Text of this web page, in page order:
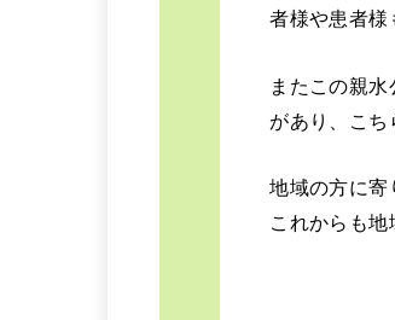
者様や患者様
またこの親
があり、こち
地域の方に寄
これからも地